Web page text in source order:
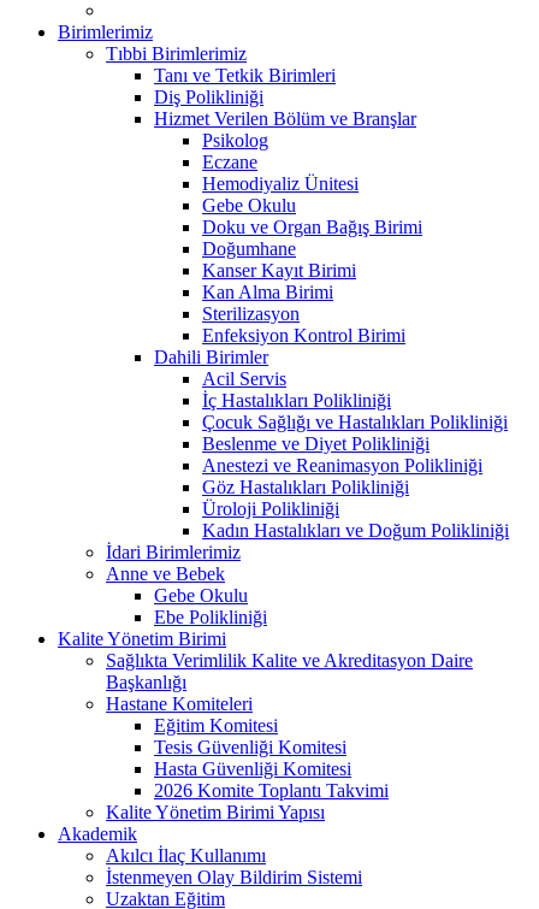
Birimlerimiz
Tıbbi Birimlerimiz
Tanı ve Tetkik Birimleri
Diş Polikliniği
Hizmet Verilen Bölüm ve Branşlar
Psikolog
Eczane
Hemodiyaliz Ünitesi
Gebe Okulu
Doku ve Organ Bağış Birimi
Doğumhane
Kanser Kayıt Birimi
Kan Alma Birimi
Sterilizasyon
Enfeksiyon Kontrol Birimi
Dahili Birimler
Acil Servis
İç Hastalıkları Polikliniği
Çocuk Sağlığı ve Hastalıkları Polikliniği
Beslenme ve Diyet Polikliniği
Anestezi ve Reanimasyon Polikliniği
Göz Hastalıkları Polikliniği
Üroloji Polikliniği
Kadın Hastalıkları ve Doğum Polikliniği
İdari Birimlerimiz
Anne ve Bebek
Gebe Okulu
Ebe Polikliniği
Kalite Yönetim Birimi
Sağlıkta Verimlilik Kalite ve Akreditasyon Daire
Başkanlığı
Hastane Komiteleri
Eğitim Komitesi
Tesis Güvenliği Komitesi
Hasta Güvenliği Komitesi
2026 Komite Toplantı Takvimi
Kalite Yönetim Birimi Yapısı
Akademik
Akılcı İlaç Kullanımı
İstenmeyen Olay Bildirim Sistemi
Uzaktan Eğitim